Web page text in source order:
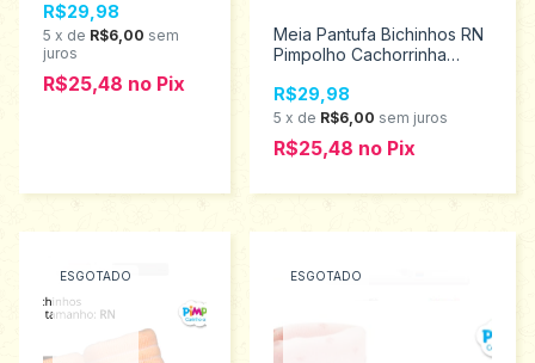
Borboletinha Menina
97491
R$29,98
5 x de R$6,00 sem
juros
R$25,48 no Pix
Meia Pantufa Bichinhos RN
Pimpolho Cachorrinha
R$29,98
5 x de R$6,00 sem juros
R$25,48 no Pix
ESGOTADO ESGOTADO